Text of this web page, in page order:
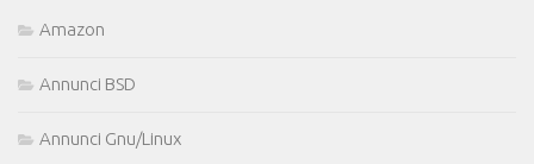
Amazon
Annunci BSD
Annunci Gnu/Linux